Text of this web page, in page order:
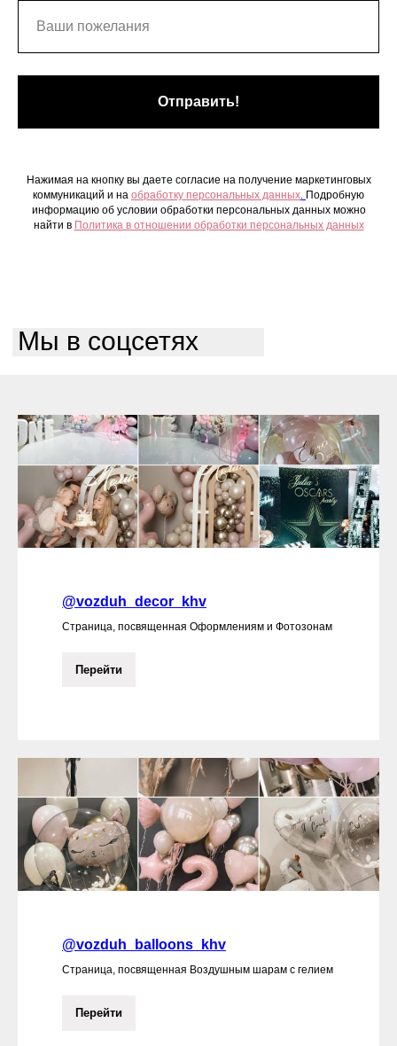
Отправить!
Нажимая на кнопку вы даете согласие на получение маркетинговых
коммуникаций и на обработку персональных данных Подробную
информацию об условии обработки персональных данных можно
найти в Политика в отношении обработки персональных данных
Мы в соцсетях
@vozduh_decor_khv
Страница, посвященная Оформлениям и Фотозонам
Перейти
@vozduh_balloons_khv
Страница, посвященная Воздушным шарам с гелием
Перейти